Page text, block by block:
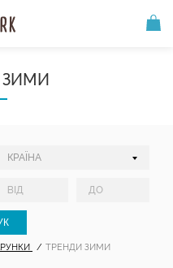
ЗИМИ
ТРЕНДИ ЗИМИ